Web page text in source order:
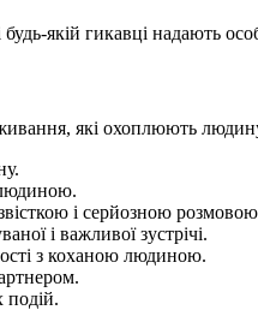
якій гикавці надають
які охоплюють
і серйозною
і важливої зустрічі.
з коханою людиною.
подій.